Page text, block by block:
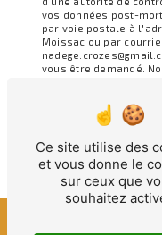
vos données post-
par voie postale à
Moissac ou par
vous être demandé.
la période de prise
prescription légale
contentieux. Vous
d'opposition au
plus d’informations
Ce site utilise des
et vous donne le
sur ceux que
souhaitez